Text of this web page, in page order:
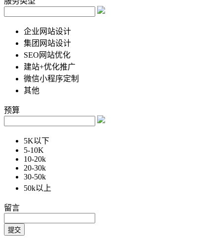
企业网站设计
集团网站设计
SEO网站优化
建站+优化推广
微信小程序定制
其他
预算
5K以下
5-10K
10-20k
20-30k
30-50k
50k以上
留言